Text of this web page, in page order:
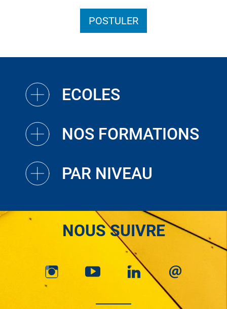
POSTULER
ECOLES
NOS FORMATIONS
PAR NIVEAU
NOUS SUIVRE